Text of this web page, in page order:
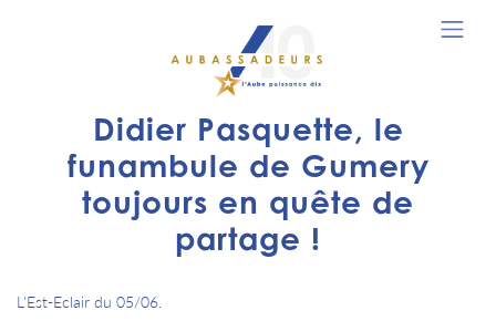
Didier Pasquette, le
funambule de Gumery
toujours en quête de
partage !
L'Est-Eclair du 05/06.